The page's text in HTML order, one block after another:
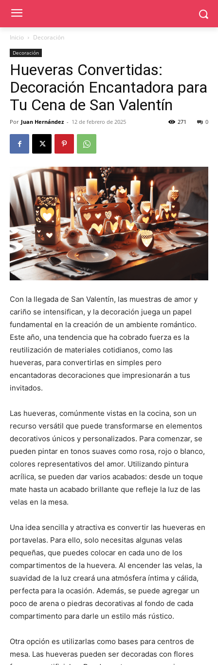
Inicio Decoración
Decoración
Hueveras Convertidas:
Decoración Encantadora para
Tu Cena de San Valentín
Por Juan Hernández - 12 de febrero de 2025 0
271
Con la llegada de San Valentín, las muestras de amor y
cariño se intensifican, y la decoración juega un papel
fundamental en la creación de un ambiente romántico.
Este año, una tendencia que ha cobrado fuerza es la
reutilización de materiales cotidianos, como las
hueveras, para convertirlas en simples pero
encantadoras decoraciones que impresionarán a tus
invitados.
Las hueveras, comúnmente vistas en la cocina, son un
recurso versátil que puede transformarse en elementos
decorativos únicos y personalizados. Para comenzar, se
pueden pintar en tonos suaves como rosa, rojo o blanco,
colores representativos del amor. Utilizando pintura
acrílica, se pueden dar varios acabados: desde un toque
mate hasta un acabado brillante que refleje la luz de las
velas en la mesa.
Una idea sencilla y atractiva es convertir las hueveras en
portavelas. Para ello, solo necesitas algunas velas
pequeñas, que puedes colocar en cada uno de los
compartimentos de la huevera. Al encender las velas, la
suavidad de la luz creará una atmósfera íntima y cálida,
perfecta para la ocasión. Además, se puede agregar un
poco de arena o piedras decorativas al fondo de cada
compartimento para darle un estilo más rústico.
Otra opción es utilizarlas como bases para centros de
mesa. Las hueveras pueden ser decoradas con flores